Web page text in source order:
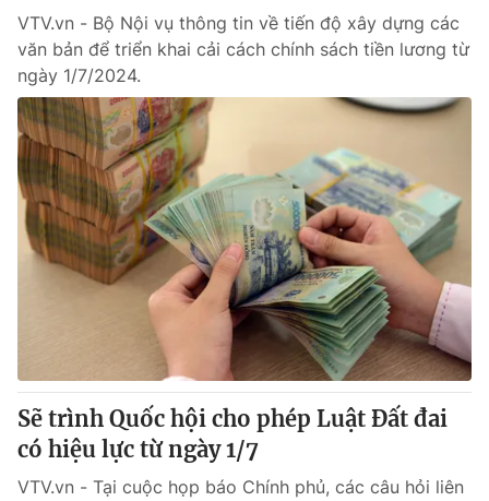
VTV.vn - Bộ Nội vụ thông tin về tiến độ xây dựng các
văn bản để triển khai cải cách chính sách tiền lương từ
ngày 1/7/2024.
Sẽ trình Quốc hội cho phép Luật Đất đai
có hiệu lực từ ngày 1/7
VTV.vn - Tại cuộc họp báo Chính phủ, các câu hỏi liên